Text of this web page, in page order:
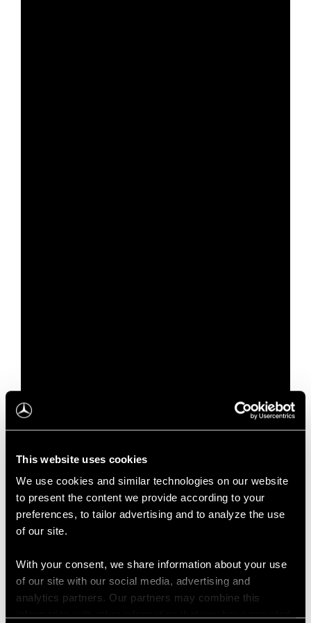
This website uses cookies
We use cookies and similar technologies on our website
to present the content we provide according to your
preferences, to tailor advertising and to analyze the use
of our site.
With your consent, we share information about your use
of our site with our social media, advertising and
analytics partners. Our partners may combine this